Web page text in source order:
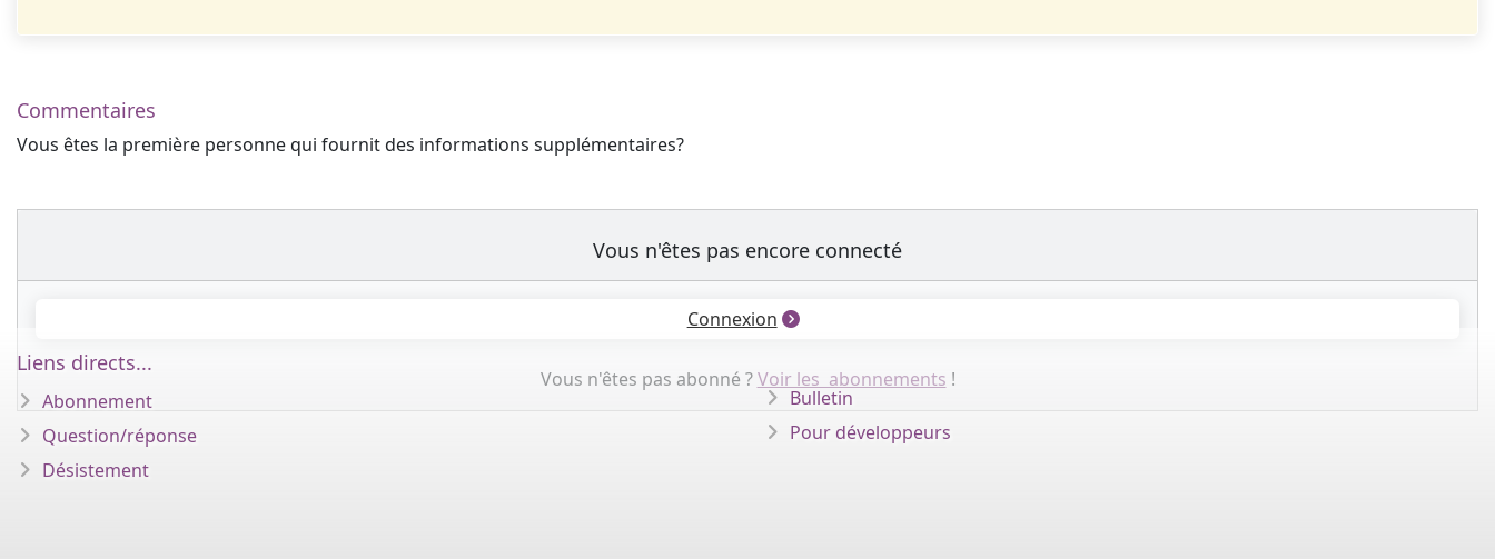
Commentaires
Vous êtes la première personne qui fournit des informations supplémentaires?
Vous n'êtes pas encore connecté
Connexion
Vous n'êtes pas abonné ?Voir les abonnements !
Liens directs...
Abonnement
Question/réponse
Désistement
Bulletin
Pour développeurs